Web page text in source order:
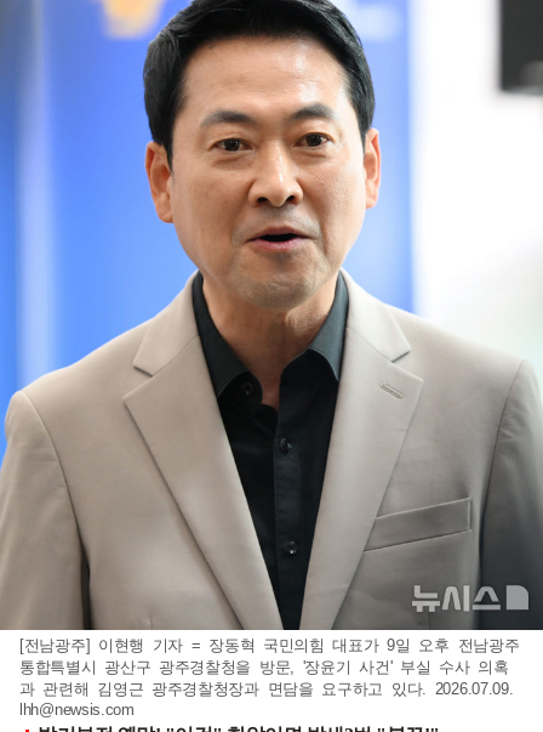
[전남광주] 이현행 기자 = 장동혁 국민의힘 대표가 9일 오후 전남광주
통합특별시 광산구 광주경찰청을 방문, '장윤기 사건' 부실 수사 의혹
과 관련해 김영근 광주경찰청장과 면담을 요구하고 있다. 2026.07.09.
lhh@newsis.com